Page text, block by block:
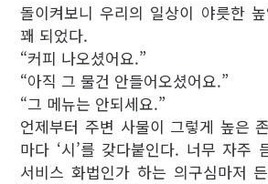
돌이켜보니 우리의 일상이 야릇한
꽤 되었다.
“커피 나오셨어요.”
“아직 그 물건 안들어오셨어요.”
“그 메뉴는 안되세요.”
언제부터 주변 사물이 그렇게 높은
마다 ‘시’를 갖다붙인다. 너무 자주
서비스 화법인가 하는 의구심마저